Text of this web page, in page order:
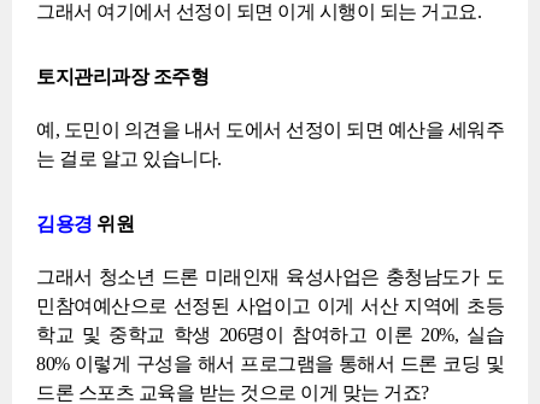
그래서 여기에서 선정이 되면 이게 시행이 되는 거고요.
토지관리과장 조주형
예, 도민이 의견을 내서 도에서 선정이 되면 예산을 세워주
는 걸로 알고 있습니다.
김용경 위원
그래서 청소년 드론 미래인재 육성사업은 충청남도가 도
민참여예산으로 선정된 사업이고 이게 서산 지역에 초등
학교 및 중학교 학생 206명이 참여하고 이론 20%, 실습
80% 이렇게 구성을 해서 프로그램을 통해서 드론 코딩 및
드론 스포츠 교육을 받는 것으로 이게 맞는 거죠?